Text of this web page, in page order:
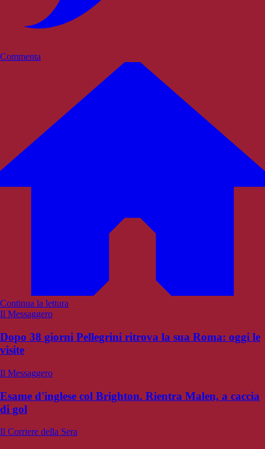
Commenta
Continua la lettura
Il Messaggero
Dopo 38 giorni Pellegrini ritrova la sua Roma: oggi le
visite
Il Messaggero
Esame d'inglese col Brighton. Rientra Malen, a caccia
di gol
Il Corriere della Sera